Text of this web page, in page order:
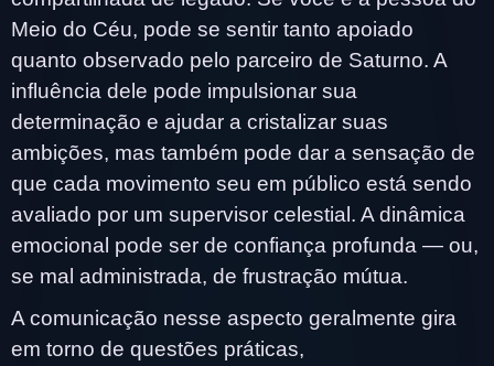
Meio do Céu, pode se sentir tanto apoiado
quanto observado pelo parceiro de Saturno. A
influência dele pode impulsionar sua
determinação e ajudar a cristalizar suas
ambições, mas também pode dar a sensação de
que cada movimento seu em público está sendo
avaliado por um supervisor celestial. A dinâmica
emocional pode ser de confiança profunda — ou,
se mal administrada, de frustração mútua.
A comunicação nesse aspecto geralmente gira
em torno de questões práticas,